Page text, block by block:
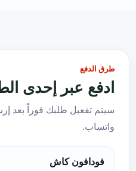
طرق الدفع
ادفع عبر إحدى
سيتم تفعيل طلبك فوراً بعد
واتساب.
فودافون كاش